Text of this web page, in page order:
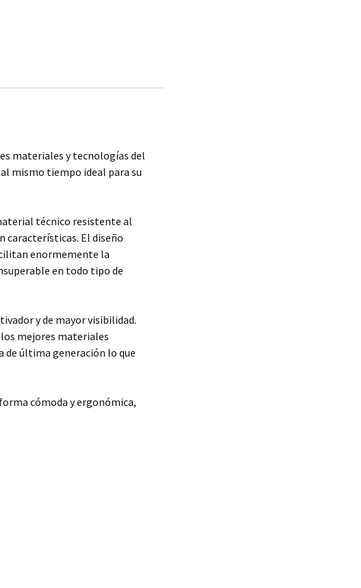
materiales y tecnologías del
mismo tiempo ideal para su
técnico resistente al
características. El diseño
enormemente la
en todo tipo de
y de mayor visibilidad.
mejores materiales
última generación lo que
cómoda y ergonómica,